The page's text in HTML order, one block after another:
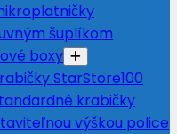
šuplíkom
boxy
StarStore100
krabičky
výškou police